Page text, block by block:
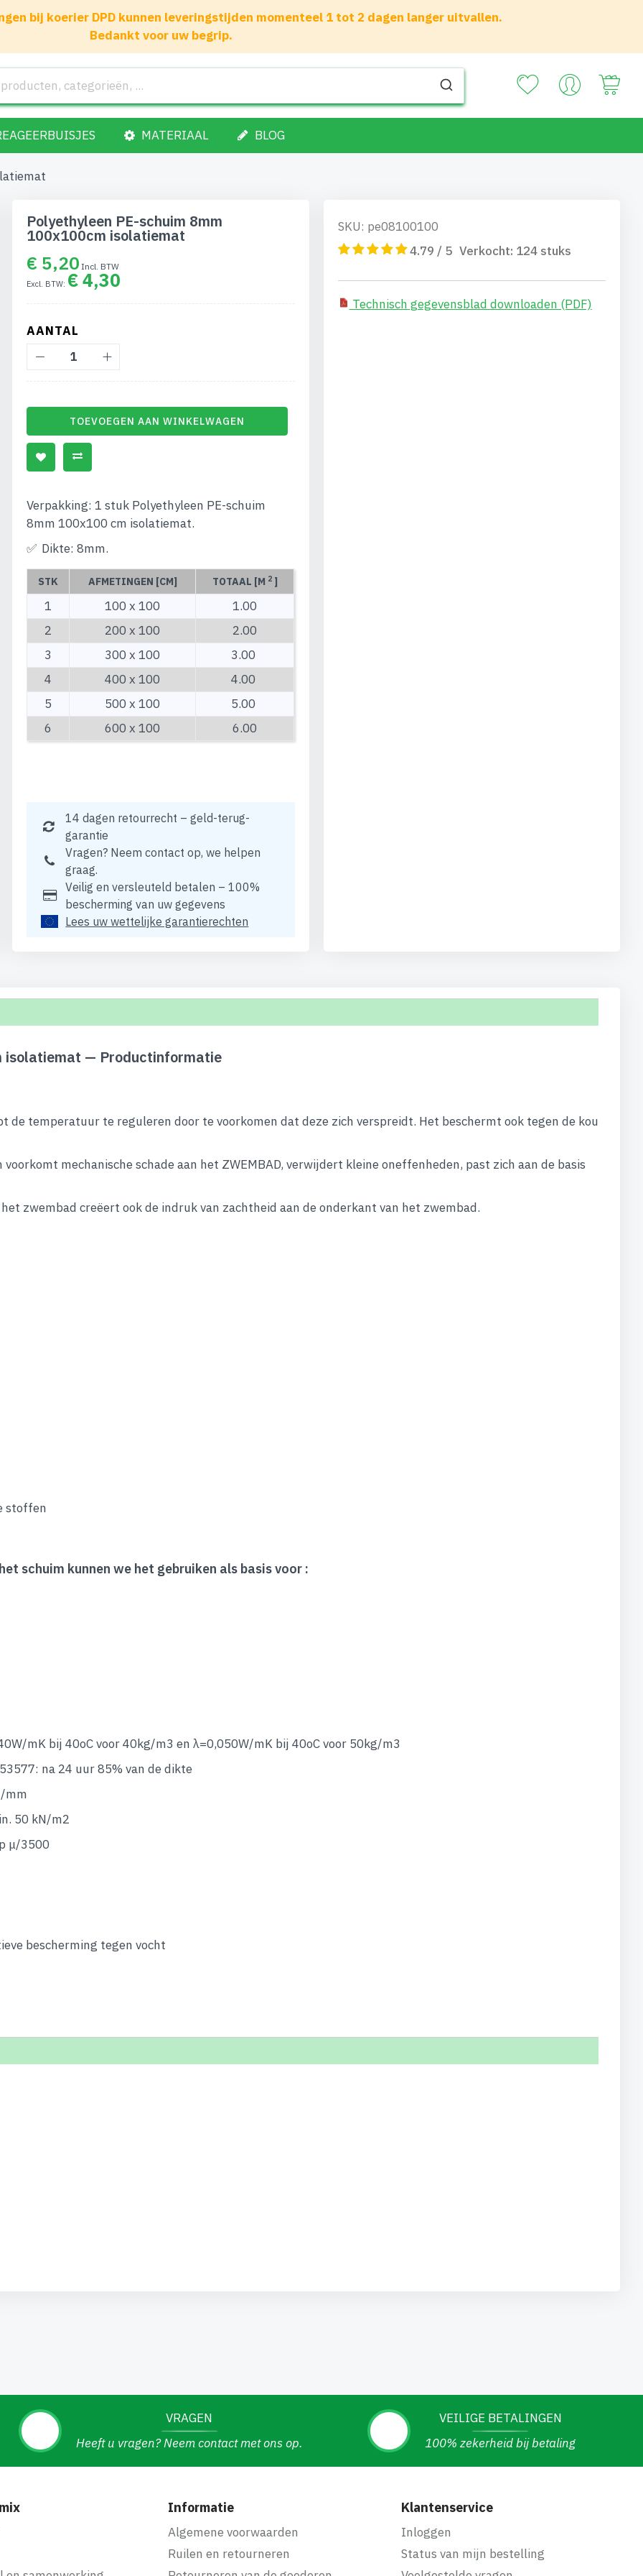
bij koerier DPD kunnen leveringstijden momenteel 1 tot 2 dagen langer uitvallen.
Bedankt voor uw begrip.
MATERIAAL BLOG
Polyethyleen PE-schuim 8mm
100x100cm isolatiemat
€ 5,20
€ 4,30
AANTAL
TOEVOEGEN AAN WINKELWAGEN
Verpakking: 1 stuk Polyethyleen PE-schuim
8mm 100x100 cm isolatiemat.
Dikte: 8mm.
STK AFMETINGEN [CM] TOTAAL [M 2]
1 100 x 100
1.00
2
200 x 100
2.00
3
300 x 100
3.00
4
400 x 100
4.00
5
500 x 100
5.00
6
600 x 100 6.00
14 dagen retourrecht – geld-terug-
garantie
Vragen? Neem contact op, we helpen
graag.
Veilig en versleuteld betalen – 100%
bescherming van uw gegevens
Lees uw wettelijke garantierechten
SKU: pe08100100
4.79 / 5 Verkocht: 124stuks
Technisch gegevensblad downloaden (PDF)
isolatiemat — Productinformatie
de temperatuur te reguleren door te voorkomen dat deze zich verspreidt. Het beschermt ook tegen de kou
mechanische schade aan het ZWEMBAD, verwijdert kleine oneffenheden, past zich aan de basis
zwembad creëert ook de indruk van zachtheid aan de onderkant van het zwembad.
stoffen
schuim kunnen we het gebruiken als basis voor :
mK bij 40oC voor 40kg/m3 en λ=0,050W/mK bij 40oC voor 50kg/m3
na 24 uur 85% van de dikte
mm
50 kN/m2
μ/3500
bescherming tegen vocht
VRAGEN
Heeft u vragen? Neem contact met ons op.
VEILIGE BETALINGEN
100% zekerheid bij betaling
Informatie
Algemene voorwaarden
Ruilen en retourneren
Klantenservice
Inloggen
Status van mijn bestelling